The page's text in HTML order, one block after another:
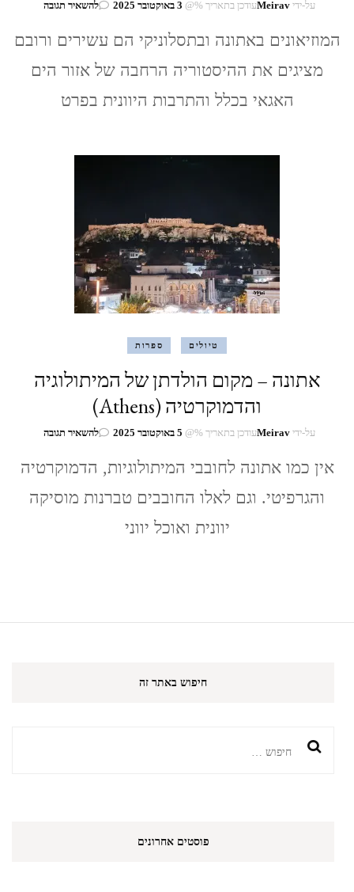
על-ידי Meiravעודכן בתאריך %@ 3 באוקטובר 2025 להשאיר תגובהבנושא
ותסלוניקי
מוזיאונים
המוזיאונים באתונה ובתסלוניקי הם עשירים ורובם
מציגים את ההיסטוריה הרחבה של אזור הים
האגאי בכלל והתרבות היוונית בפרט
טיולים ספרות
אתונה – מקום הולדתן של המיתולוגיה
והדמוקרטיה (Athens)
על-ידי Meiravעודכן בתאריך %@ 5 באוקטובר 2025 להשאיר תגובהבנושא
–
הולדתן
אין כמו אתונה לחובבי המיתולוגיות, הדמוקרטיה
והגרפיטי. וגם לאלו החובבים טברנות מוסיקה
יוונית ואוכל יווני
חיפוש באתר זה
חיפוש:
פוסטים אחרונים